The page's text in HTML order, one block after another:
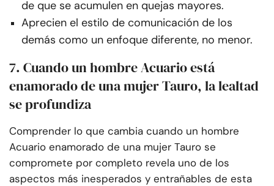
de que se acumulen en quejas mayores.
Aprecien el estilo de comunicación de los
demás como un enfoque diferente, no menor.
7. Cuando un hombre Acuario está
enamorado de una mujer Tauro, la lealtad
se profundiza
Comprender lo que cambia cuando un hombre
Acuario enamorado de una mujer Tauro se
compromete por completo revela uno de los
aspectos más inesperados y entrañables de esta